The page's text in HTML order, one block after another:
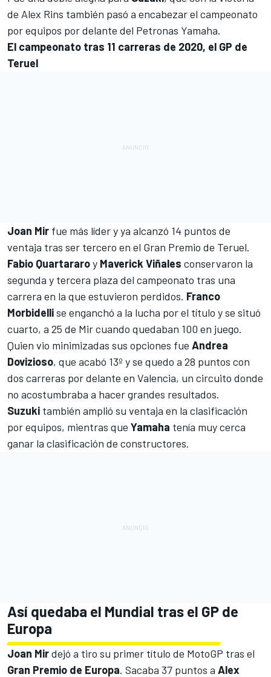
de Alex Rins también pasó a encabezar el campeonato
por equipos por delante del Petronas Yamaha.
El campeonato tras 11 carreras de 2020, el GP de
Teruel
Joan Mir fue más líder y ya alcanzó 14 puntos de
ventaja tras ser tercero en el Gran Premio de Teruel.
Fabio Quartararoy Maverick Viñales conservaron la
segunda y tercera plaza del campeonato tras una
carrera en la que estuvieron perdidos. Franco
Morbidellise enganchó a la lucha por el título y se situó
cuarto, a 25 de Mir cuando quedaban 100 en juego.
Quien vio minimizadas sus opciones fue Andrea
Dovizioso, que acabó 13º y se quedo a 28 puntos con
dos carreras por delante en Valencia, un circuito donde
no acostumbraba a hacer grandes resultados.
Suzuki también amplió su ventaja en la clasificación
por equipos, mientras que Yamaha tenía muy cerca
ganar la clasificación de constructores.
Así quedaba el Mundial tras el GP de
Europa
Joan Mirdejó a tiro su primer título de MotoGP tras el
Gran Premio de Europa. Sacaba 37 puntos a Alex